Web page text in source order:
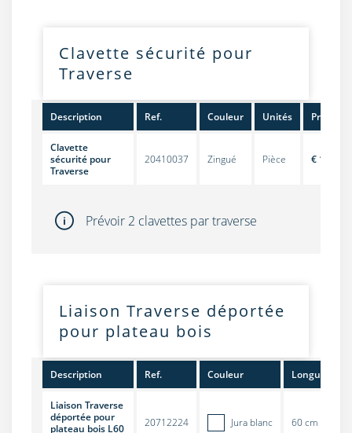
Clavette sécurité pour
Traverse
Description Ref. Couleur Unités Prix
Clavette
sécurité pour
Traverse
20410037 Zingué Pièce € 1,00
Prévoir 2 clavettes par traverse
Liaison Traverse déportée
pour plateau bois
Description Ref. Couleur Longueur
Liaison Traverse
déportée pour
plateau bois L60
20712224 Jura blanc 60 cm